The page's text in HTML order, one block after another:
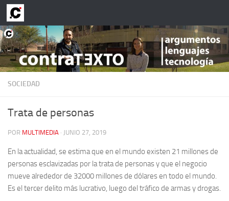
Saltar al contenido
SOCIEDAD
Trata de personas
POR MULTIMEDIA · JUNIO 27, 2019
En la actualidad, se estima que en el mundo existen 21 millones de
personas esclavizadas por la trata de personas y que el negocio
mueve alrededor de 32000 millones de dólares en todo el mundo.
Es el tercer delito más lucrativo, luego del tráfico de armas y drogas.